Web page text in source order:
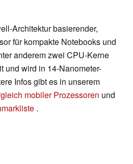
Architektur basierender,
für kompakte Notebooks und
anderem zwei CPU-Kerne
und wird in 14-Nanometer-
Infos gibt es in unserem
mobiler Prozessoren und
.